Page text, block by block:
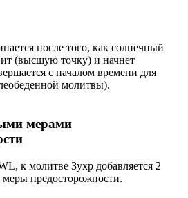
после того, как солнечный
(высшую точку) и начнет
с началом времени для
молитвы).
мерами
к молитве Зухр добавляется 2
меры предосторожности.